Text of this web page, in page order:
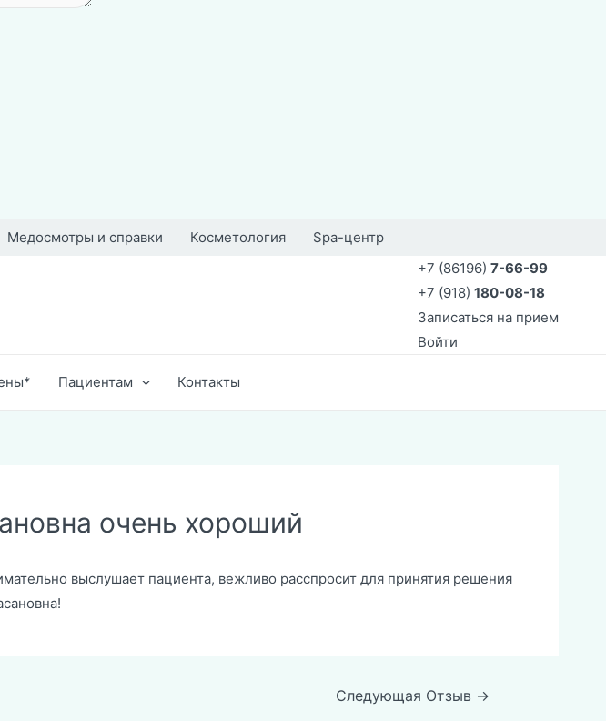
Медосмотры и справки Косметология Spa-центр
+7 (86196) 7-66-99
+7 (918) 180-08-18
Записаться на прием
Войти
Пациентам Контакты
очень хороший
выслушает пациента, вежливо расспросит для принятия решения
Следующая Отзыв →